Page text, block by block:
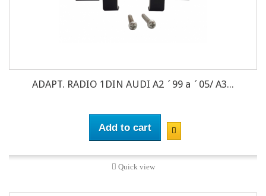
ADAPT. RADIO 1DIN AUDI A2 ´99 a ´05/ A3...
Add to cart
Quick view